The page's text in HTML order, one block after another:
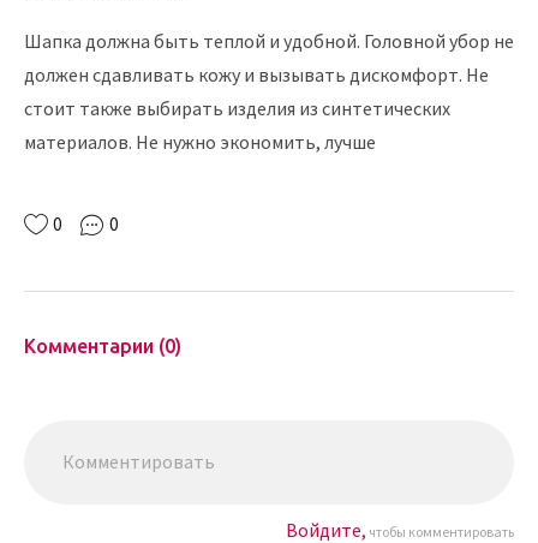
Шапка должна быть теплой и удобной. Головной убор не
должен сдавливать кожу и вызывать дискомфорт. Не
стоит также выбирать изделия из синтетических
материалов. Не нужно экономить, лучше
0 0
Комментарии (0)
Войдите, чтобы комментировать